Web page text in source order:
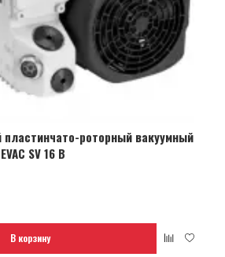
роторный вакуумный
SV 16 B
В корзину